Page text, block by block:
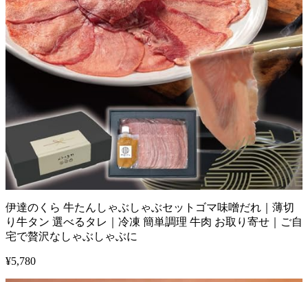
伊達のくら 牛たんしゃぶしゃぶセットゴマ味噌だれ｜薄切
り牛タン 選べるタレ｜冷凍 簡単調理 牛肉 お取り寄せ｜ご自
宅で贅沢なしゃぶしゃぶに
¥5,780